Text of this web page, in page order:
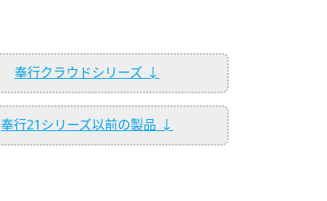
奉行クラウドシリーズ ↓
奉行21シリーズ以前の製品 ↓